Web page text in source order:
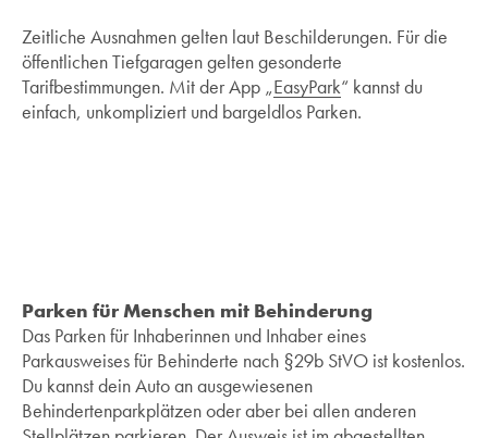
Zeitliche Ausnahmen gelten laut Beschilderungen. Für die
öffentlichen Tiefgaragen gelten gesonderte
Tarifbestimmungen. Mit der App „EasyPark“ kannst du
einfach, unkompliziert und bargeldlos Parken.
Parken für Menschen mit Behinderung
Das Parken für Inhaberinnen und Inhaber eines
Parkausweises für Behinderte nach §29b StVO ist kostenlos.
Du kannst dein Auto an ausgewiesenen
Behindertenparkplätzen oder aber bei allen anderen